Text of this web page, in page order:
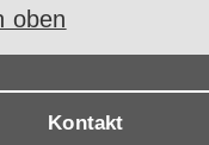
oben
Kontakt